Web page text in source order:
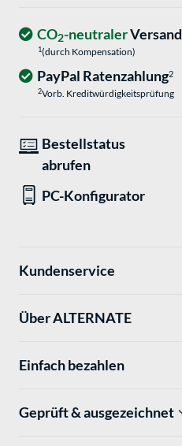
CO2-neutralerVersand
1(durch Kompensation)
PayPal Ratenzahlung2
2Vorb. Kreditwürdigkeitsprüfung
Bestellstatus
abrufen
PC-Konfigurator
Kundenservice
Über ALTERNATE
Einfach bezahlen
Geprüft & ausgezeichnet